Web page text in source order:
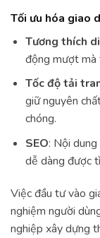
Tối ưu hóa giao
Tương thích
động mượt mà
Tốc độ tải
giữ nguyên
chóng.
SEO: Nội
dễ dàng được
Việc đầu tư vào
nghiệm người
nghiệp xây dựng